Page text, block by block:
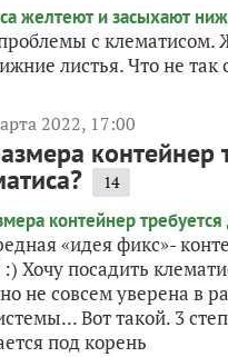
с клематисом.
листья. Что не так
2022, 17:00
контейнер
14
«идея фикс»-
:) Хочу посадить
не совсем уверена в
Вот такой. 3
под корень